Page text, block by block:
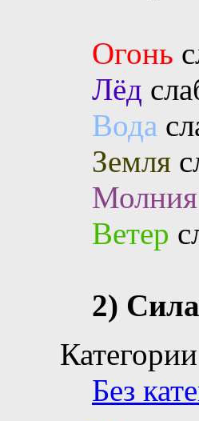
Огонь
Лёд
Вода
Земля
Молния
Ветер
2) Сила
Категории
Без